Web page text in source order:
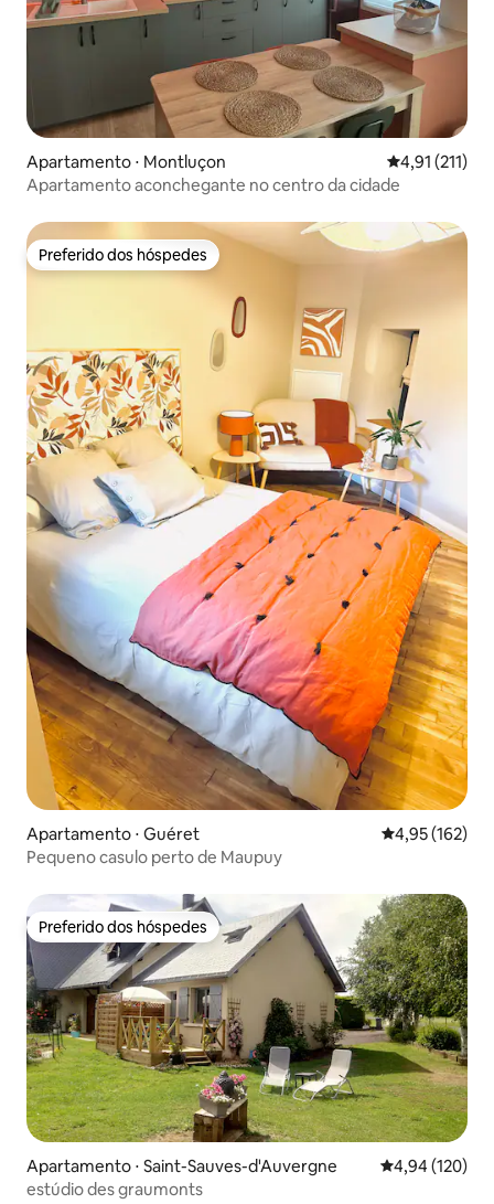
Apartamento ⋅ Montluçon 4,91 de uma
4,91 (211)
Apartamento aconchegante no centro da cidade
Preferido dos hóspedes
Preferido dos hóspedes
Apartamento ⋅ Guéret 4,95 de uma
4,95 (162)
Pequeno casulo perto de Maupuy
Preferido dos hóspedes
Preferido dos hóspedes
Apartamento ⋅ Saint-Sauves-d'Auvergne 4,94 de uma
4,94 (120)
estúdio des graumonts